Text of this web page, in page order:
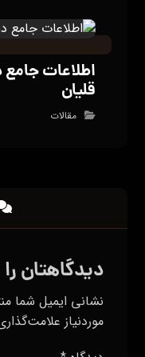
اطلاعات جامع
قلیان
مقالات
دیدگاهتان
نشانی ایمیل شما
موردنیاز